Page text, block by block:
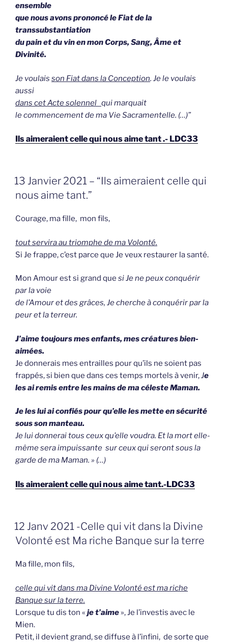
ensemble
que nous avons prononcé le Fiat de la
transsubstantiation
du pain et du vin en mon Corps, Sang, Âme et
Divinité.
Je voulais son Fiat dans la Conception. Je le voulais
aussi
dans cet Acte solennel qui marquait
le commencement de ma Vie Sacramentelle. (…)”
Ils aimeraient celle qui nous aime tant .- LDC33
GEPLAATST
OP
13 Janvier 2021 – “Ils aimeraient celle qui
nous aime tant.”
Courage, ma fille, mon fils,
tout servira au triomphe de ma Volonté.
Si Je frappe, c’est parce que Je veux restaurer la santé.
Mon Amour est si grand que si Je ne peux conquérir
par la voie
de l’Amour et des grâces, Je cherche à conquérir par la
peur et la terreur.
J’aime toujours mes enfants, mes créatures bien-
aimées.
Je donnerais mes entrailles pour qu’ils ne soient pas
frappés, si bien que dans ces temps mortels à venir,Je
les ai remis entre les mains de ma céleste Maman.
Je les lui ai confiés pour qu’elle les mette en sécurité
sous son manteau.
Je lui donnerai tous ceux qu’elle voudra. Et la mort elle-
même sera impuissante sur ceux qui seront sous la
garde de ma Maman. » (…)
Ils aimeraient celle qui nous aime tant.-LDC33
GEPLAATST
OP
12 Janv 2021 -Celle qui vit dans la Divine
Volonté est Ma riche Banque sur la terre
Ma fille, mon fils,
celle qui vit dans ma Divine Volonté est ma riche
Banque sur la terre.
Lorsque tu dis ton « je t’aime », Je l’investis avec le
Mien.
Petit, il devient grand, se diffuse à l’infini, de sorte que